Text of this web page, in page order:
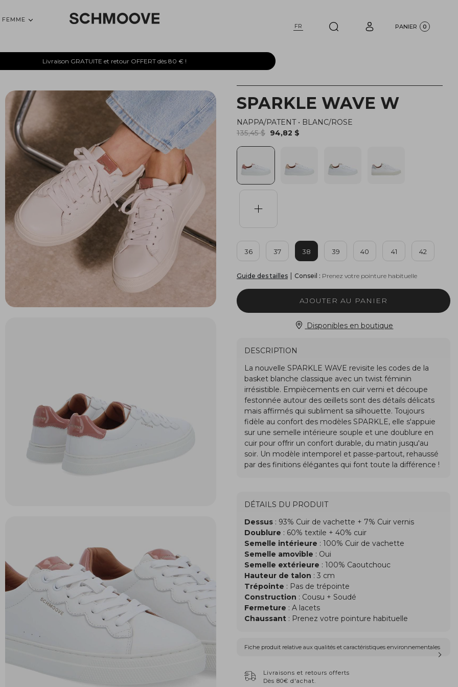
FEMME
FR
PANIER 0
Livraison GRATUITE et retour OFFERT dès 80 € !
SPARKLE WAVE W
NAPPA/PATENT • BLANC/ROSE
135,45 $ 94,82 $
36 37 38 39 40 41 42
Guide des tailles | Conseil : Prenez votre pointure habituelle
AJOUTER AU PANIER
Disponibles en boutique
DESCRIPTION
DÉTAILS DU PRODUIT
Dessus : 93% Cuir de vachette + 7% Cuir vernis
Doublure : 60% textile + 40% cuir
Semelle intérieure : 100% Cuir de vachette
Semelle amovible : Oui
Semelle extérieure : 100% Caoutchouc
Hauteur de talon : 3 cm
Trépointe : Pas de trépointe
Construction : Cousu + Soudé
Fermeture : A lacets
Chaussant : Prenez votre pointure habituelle
Fiche produit relative aux qualités et caractéristiques environnementales
Livraisons et retours offerts
Dès 80€ d'achat.